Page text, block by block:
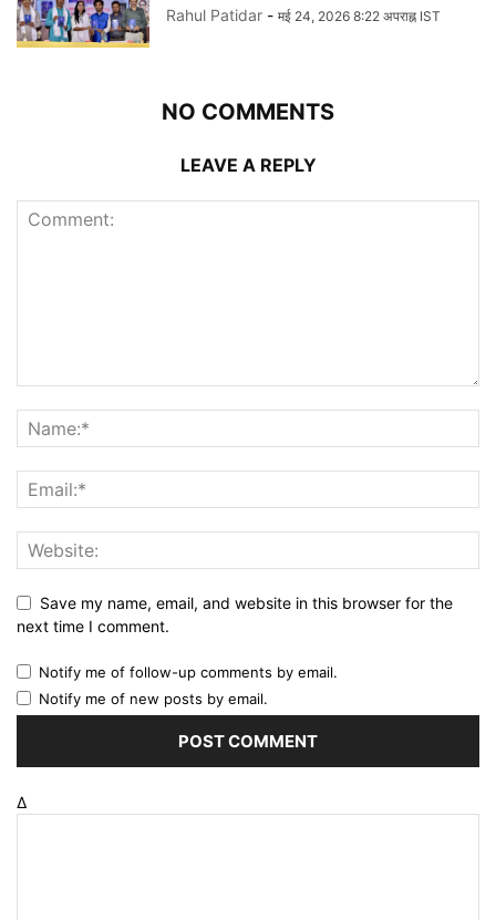
Rahul Patidar - मई 24, 2026 8:22 अपराह्न IST
NO COMMENTS
LEAVE A REPLY
Save my name, email, and website in this browser for the
next time I comment.
Notify me of follow-up comments by email.
Notify me of new posts by email.
Δ